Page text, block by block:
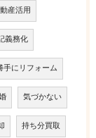
産活用
義務化
手にリフォーム
気づかない
持ち分買取